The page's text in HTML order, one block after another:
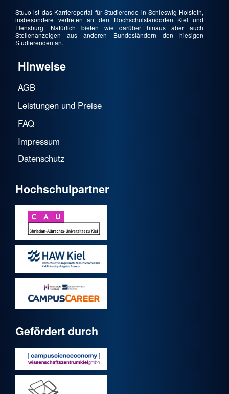
StuJo ist das Karriereportal für Studierende in Schleswig-Holstein,
insbesondere vertreten an den Hochschulstandorten Kiel und
Flensburg. Natürlich bieten wie darüber hinaus aber auch
Stellenanzeigen aus anderen Bundesländern den hiesigen
Studierenden an.
Hinweise
AGB
Leistungen und Preise
FAQ
Impressum
Datenschutz
Hochschulpartner
Gefördert durch